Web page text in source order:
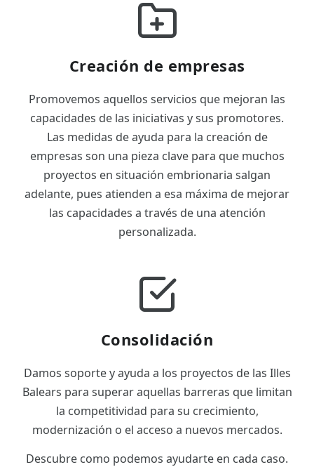
Creación de empresas
Promovemos aquellos servicios que mejoran las
capacidades de las iniciativas y sus promotores.
Las medidas de ayuda para la creación de
empresas son una pieza clave para que muchos
proyectos en situación embrionaria salgan
adelante, pues atienden a esa máxima de mejorar
las capacidades a través de una atención
personalizada.
Consolidación
Damos soporte y ayuda a los proyectos de las Illes
Balears para superar aquellas barreras que limitan
la competitividad para su crecimiento,
modernización o el acceso a nuevos mercados.
Descubre como podemos ayudarte en cada caso.